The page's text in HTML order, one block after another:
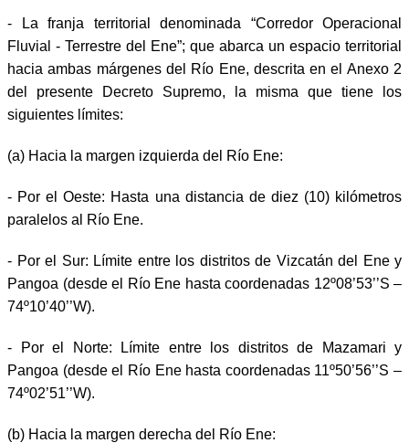
- La franja territorial denominada “Corredor Operacional
Fluvial - Terrestre del Ene”; que abarca un espacio territorial
hacia ambas márgenes del Río Ene, descrita en el Anexo 2
del presente Decreto Supremo, la misma que tiene los
siguientes límites:
(a) Hacia la margen izquierda del Río Ene:
- Por el Oeste: Hasta una distancia de diez (10) kilómetros
paralelos al Río Ene.
- Por el Sur: Límite entre los distritos de Vizcatán del Ene y
Pangoa (desde el Río Ene hasta coordenadas 12º08’53’’S –
74º10’40’’W).
- Por el Norte: Límite entre los distritos de Mazamari y
Pangoa (desde el Río Ene hasta coordenadas 11º50’56’’S –
74º02’51’’W).
(b) Hacia la margen derecha del Río Ene: